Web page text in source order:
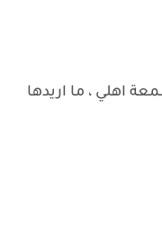
اهلي ، ما اريدها